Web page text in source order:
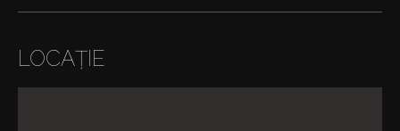
LOCAȚIE